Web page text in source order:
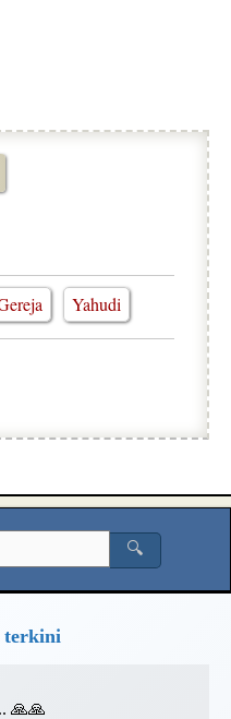
Yahudi
🔍
terkini
🙏🙏